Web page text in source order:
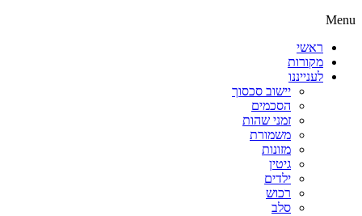
Menu
ראשי
מקורות
לענייננו
יישוב סכסוך
הסכמים
זמני שהות
משמורת
מזונות
גיטין
ילדים
רכוש
סלב